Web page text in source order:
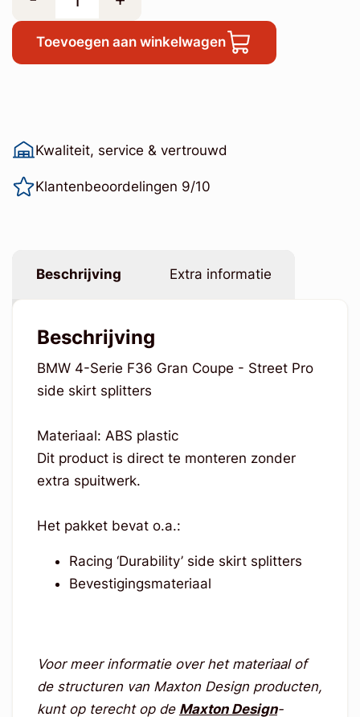
Toevoegen aan winkelwagen
Kwaliteit, service & vertrouwd
Klantenbeoordelingen 9/10
Beschrijving Extra informatie
Beschrijving
BMW 4-Serie F36 Gran Coupe - Street Pro
side skirt splitters
Materiaal: ABS plastic
Dit product is direct te monteren zonder
extra spuitwerk.
Het pakket bevat o.a.:
Racing ‘Durability’ side skirt splitters
Bevestigingsmateriaal
Voor meer informatie over het materiaal of
de structuren van Maxton Design producten,
kunt op terecht op de Maxton Design-